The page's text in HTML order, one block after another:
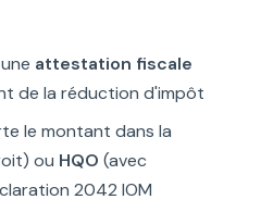
attestation fiscale
de la réduction d'impôt
le montant dans la
ou HQO (avec
2042 IOM